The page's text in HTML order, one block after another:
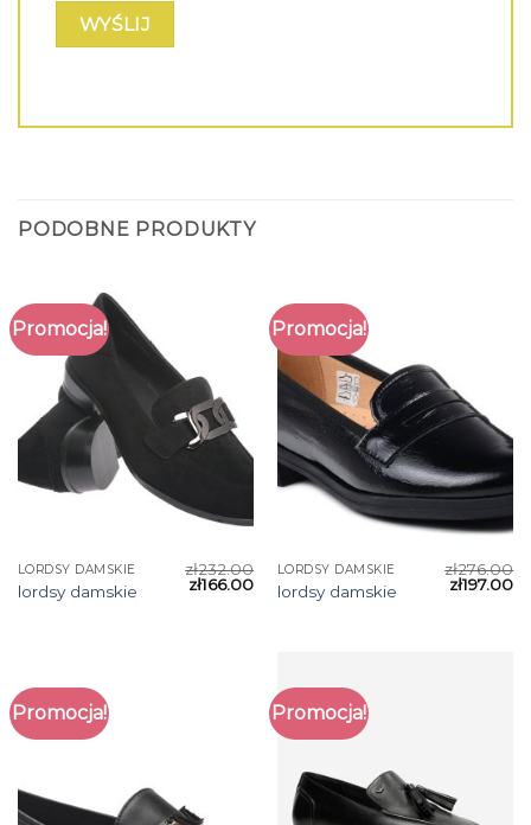
PODOBNE PRODUKTY
Promocja!
LORDSY DAMSKIE
lordsy damskie
zł232.00
zł166.00
Promocja!
LORDSY DAMSKIE
lordsy damskie
zł276.00
zł197.00
Promocja! Promocja!